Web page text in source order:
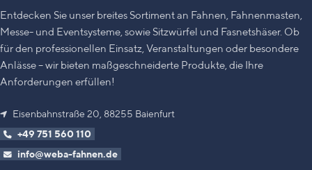
Entdecken Sie unser breites Sortiment an Fahnen, Fahnenmasten,
Messe- und Eventsysteme, sowie Sitzwürfel und Fasnetshäser. Ob
für den professionellen Einsatz, Veranstaltungen oder besondere
Anlässe – wir bieten maßgeschneiderte Produkte, die Ihre
Anforderungen erfüllen!
Eisenbahnstraße 20, 88255 Baienfurt
+49 751 560 110
info@weba-fahnen.de